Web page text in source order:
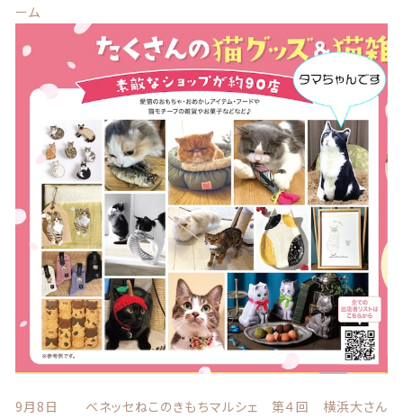
ーム
9月8日 ベネッセねこのきもちマルシェ 第４回 横浜大さん